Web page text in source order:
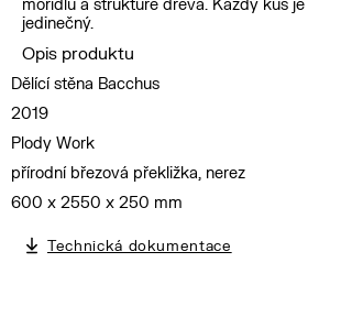
mořidlu a struktuře dřeva. Každý kus je
jedinečný.
Opis produktu
Dělící stěna Bacchus
2019
Plody Work
přírodní březová překližka, nerez
600 x 2550 x 250 mm
Technická dokumentace